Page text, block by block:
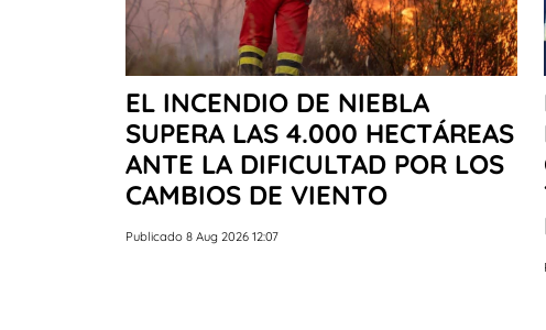
EL INCENDIO DE NIEBLA
SUPERA LAS 4.000 HECTÁREAS
ANTE LA DIFICULTAD POR LOS
CAMBIOS DE VIENTO
Publicado 8 Aug 2026 12:07